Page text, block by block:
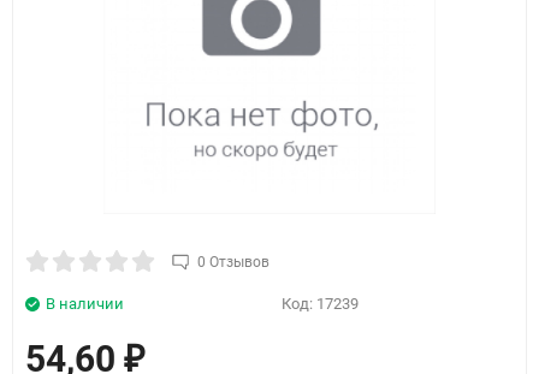
0 Отзывов
Код: 17239
В наличии
54,60 ₽